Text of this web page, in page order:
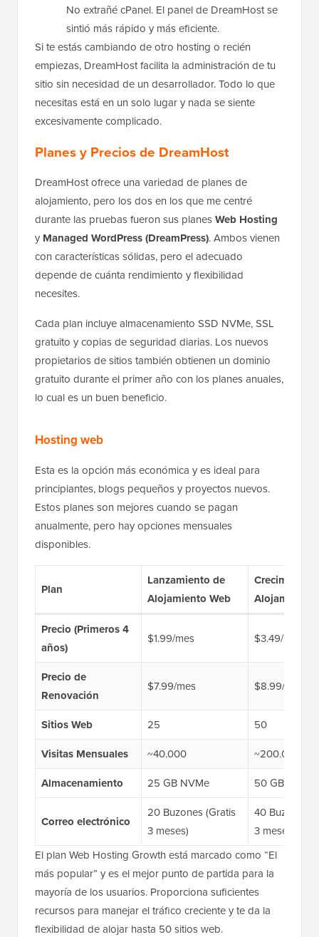
No extrañé cPanel. El panel de DreamHost se
sintió más rápido y más eficiente.
Si te estás cambiando de otro hosting o recién
empiezas, DreamHost facilita la administración de tu
sitio sin necesidad de un desarrollador. Todo lo que
necesitas está en un solo lugar y nada se siente
excesivamente complicado.
Planes y Precios de DreamHost
DreamHost ofrece una variedad de planes de
alojamiento, pero los dos en los que me centré
durante las pruebas fueron sus planesWeb Hosting
y Managed WordPress (DreamPress). Ambos vienen
con características sólidas, pero el adecuado
depende de cuánta rendimiento y flexibilidad
necesites.
Cada plan incluye almacenamiento SSD NVMe, SSL
gratuito y copias de seguridad diarias. Los nuevos
propietarios de sitios también obtienen un dominio
gratuito durante el primer año con los planes anuales,
lo cual es un buen beneficio.
Hosting web
Esta es la opción más económica y es ideal para
principiantes, blogs pequeños y proyectos nuevos.
Estos planes son mejores cuando se pagan
anualmente, pero hay opciones mensuales
disponibles.
Plan
Lanzamiento de
Alojamiento Web
Crecimiento
Alojamiento
Precio (Primeros 4
años)
$1.99/mes $3.49/mes
Precio de
Renovación
$7.99/mes $8.99/mes
Sitios Web 25 50
Visitas Mensuales ~40.000 ~200.000
Almacenamiento 25 GB NVMe 50 GB NVMe
Correo electrónico
20 Buzones (Gratis
3 meses)
40 Buzones
3 meses)
El plan Web Hosting Growth está marcado como “El
más popular” y es el mejor punto de partida para la
mayoría de los usuarios. Proporciona suficientes
recursos para manejar el tráfico creciente y te da la
flexibilidad de alojar hasta 50 sitios web.